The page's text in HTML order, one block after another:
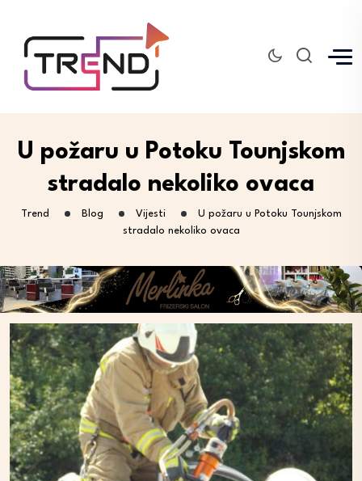
U požaru u Potoku Tounjskom
stradalo nekoliko ovaca
Trend Blog Vijesti
U požaru u Potoku Tounjskom
stradalo nekoliko ovaca